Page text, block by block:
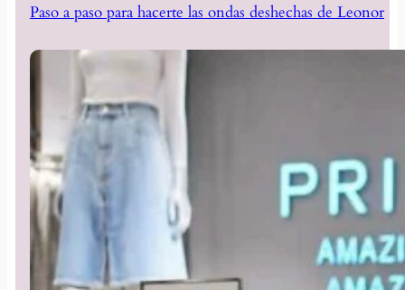
Paso a paso para hacerte las ondas deshechas de Leonor